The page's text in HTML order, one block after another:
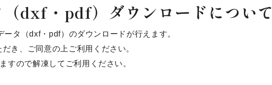
dxf・pdf）ダウンロードについて
タ（dxf・pdf）のダウンロードが行えます。
き、ご同意の上ご利用ください。
すので解凍してご利用ください。